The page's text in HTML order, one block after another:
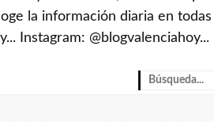
la información diaria en todas
Instagram: @blogvalenciahoy...